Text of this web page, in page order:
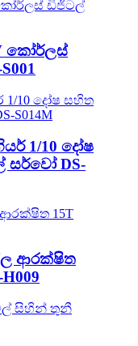
කෝර්ලස්
1/10 දෝෂ
සර්වෝ DS-
ආරක්ෂිත